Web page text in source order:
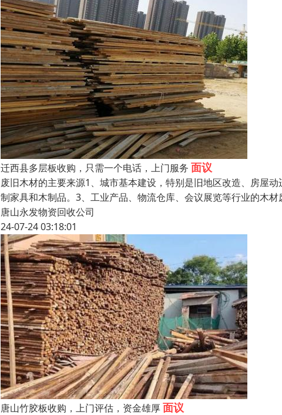
迁西县多层板收购，只需一个电话，上门服务 面议
废旧木材的主要来源1、城市基本建设，特别是旧地区改造、房屋
制家具和木制品。3、工业产品、物流仓库、会议展览等行业的木
唐山永发物资回收公司
24-07-24 03:18:01
唐山竹胶板收购，上门评估，资金雄厚面议